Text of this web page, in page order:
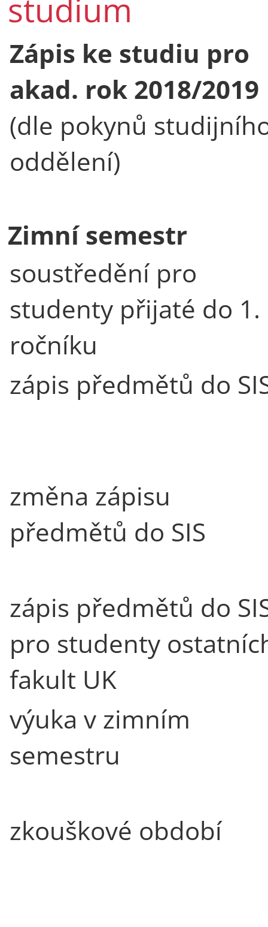
studium
Zápis ke studiu pro
akad. rok 2018/2019
(dle pokynů
oddělení)
Zimní semestr
soustředění pro
studenty přijaté do 1.
ročníku
zápis předmětů do
změna zápisu
předmětů do SIS
zápis předmětů do
pro studenty
fakult UK
výuka v zimním
semestru
zkouškové období